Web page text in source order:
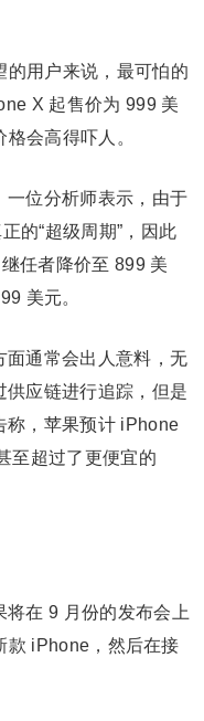
用户来说，最可怕的
X 起售价为 999 美
会高得吓人。
一位分析师表示，由于
的“超级周期”，因此
任者降价至 899 美
美元。
面通常会出人意料，无
应链进行追踪，但是
称，苹果预计 iPhone
至超过了更便宜的
在 9 月份的发布会上
款 iPhone，然后在接